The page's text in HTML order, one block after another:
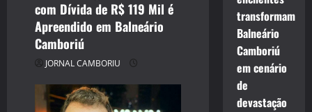
o
n
com Dívida de R$ 119 Mil é
Apreendido em Balneário
Camboriú
JORNAL CAMBORIU
transformam
Balneário
Camboriú
em cenário
de
devastação